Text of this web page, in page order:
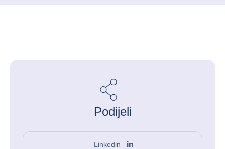
Podijeli
Linkedin